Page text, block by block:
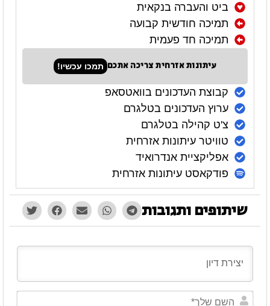
ביט והעברה בנקאית
תמיכה חודשית קבועה
תמיכה חד פעמית
עיתונות אזרחית צריכה אתכם תמכו עכשיו!
קבוצת העדכונים בוואטסאפ
ערוץ העדכונים בטלגרם
צ'ט קהילה בטלגרם
טוויטר עיתונות אזרחית
אפליקציית אנדרואיד
פודקאסט עיתונות אזרחית
שיתופים ותגובות